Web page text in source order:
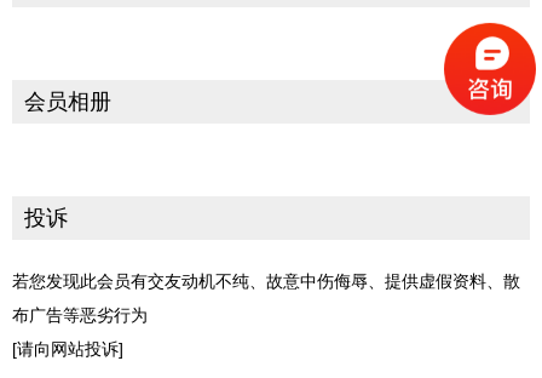
会员相册
投诉
若您发现此会员有交友动机不纯、故意中伤侮辱、提供虚假资料、散
布广告等恶劣行为
[请向网站投诉]